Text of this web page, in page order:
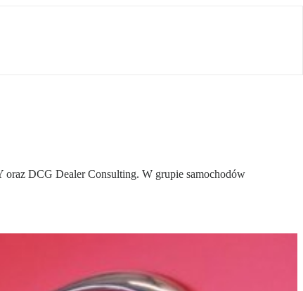
oraz DCG Dealer Consulting. W grupie samochodów